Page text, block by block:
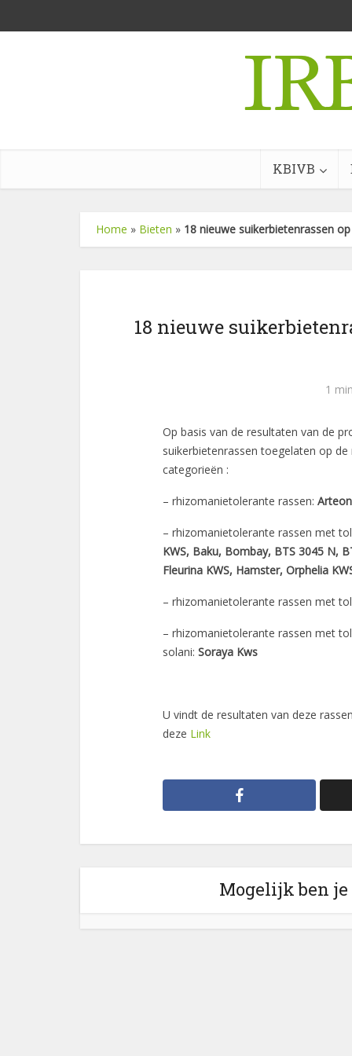
KBIVB
Home » Bieten » 18 nieuwe suikerbietenrassen
18 nieuwe
1
Op basis van de resultaten van de
suikerbietenrassen toegelaten op
categorieën :
– rhizomanietolerante rassen:
– rhizomanietolerante rassen met
KWS, Baku, Bombay, BTS 3045 N,
Fleurina KWS, Hamster, Orphelia
– rhizomanietolerante rassen met
– rhizomanietolerante rassen met
solani: Soraya Kws
U vindt de resultaten van deze
deze Link
Mogelijk ben